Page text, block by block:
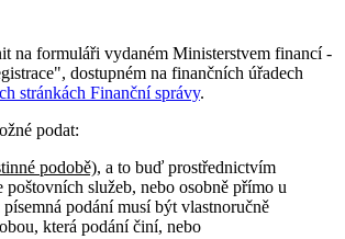
na formuláři vydaném Ministerstvem financí -
dostupném na finančních úřadech
stránkách Finanční správy.
podat:
podobě), a to buď prostřednictvím
poštovních služeb, nebo osobně přímo u
písemná podání musí být vlastnoručně
která podání činí, nebo